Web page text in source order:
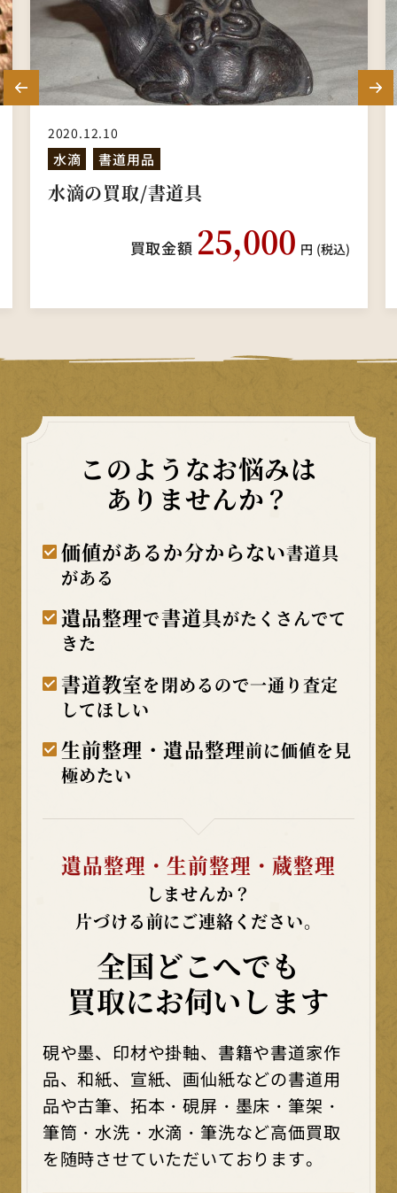
2020.12.10
水滴 書道用品
水滴の買取/書道具
買取金額 25,000 円 (税込)
このようなお悩みは
ありませんか？
価値があるか分からない書道具
がある
遺品整理で書道具がたくさんでて
きた
書道教室を閉めるので一通り査定
してほしい
生前整理・遺品整理前に価値を見
極めたい
遺品整理・生前整理・蔵整理
しませんか？
片づける前にご連絡ください。
全国どこへでも
買取にお伺いします
硯や墨、印材や掛軸、書籍や書道家作
品、和紙、宣紙、画仙紙などの書道用
品や古筆、拓本・硯屏・墨床・筆架・
筆筒・水洗・水滴・筆洗など高価買取
を随時させていただいております。